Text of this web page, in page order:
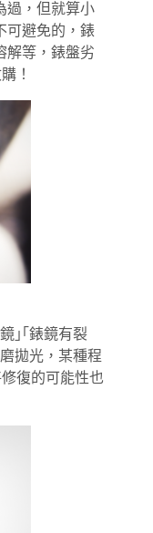
過，但就算小
可避免的，錶
解等，錶盤劣
！
｣｢錶鏡有裂
拋光，某種程
復的可能性也